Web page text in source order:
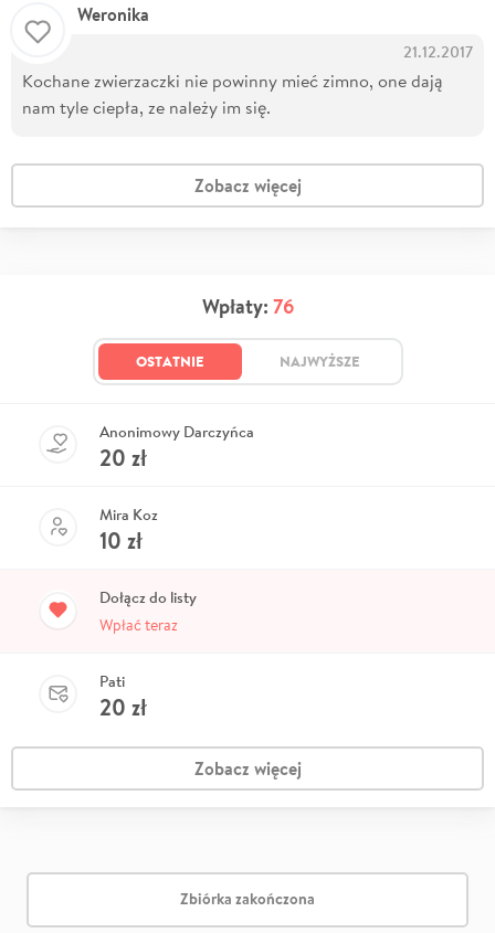
Weronika
21.12.2017
Kochane zwierzaczki nie powinny mieć zimno, one dają
nam tyle ciepła, ze należy im się.
Zobacz więcej
Wpłaty: 76
OSTATNIE NAJWYŻSZE
Anonimowy Darczyńca
20 zł
Mira Koz
10 zł
Dołącz do listy
Wpłać teraz
Pati
20 zł
Zobacz więcej
Zbiórka zakończona